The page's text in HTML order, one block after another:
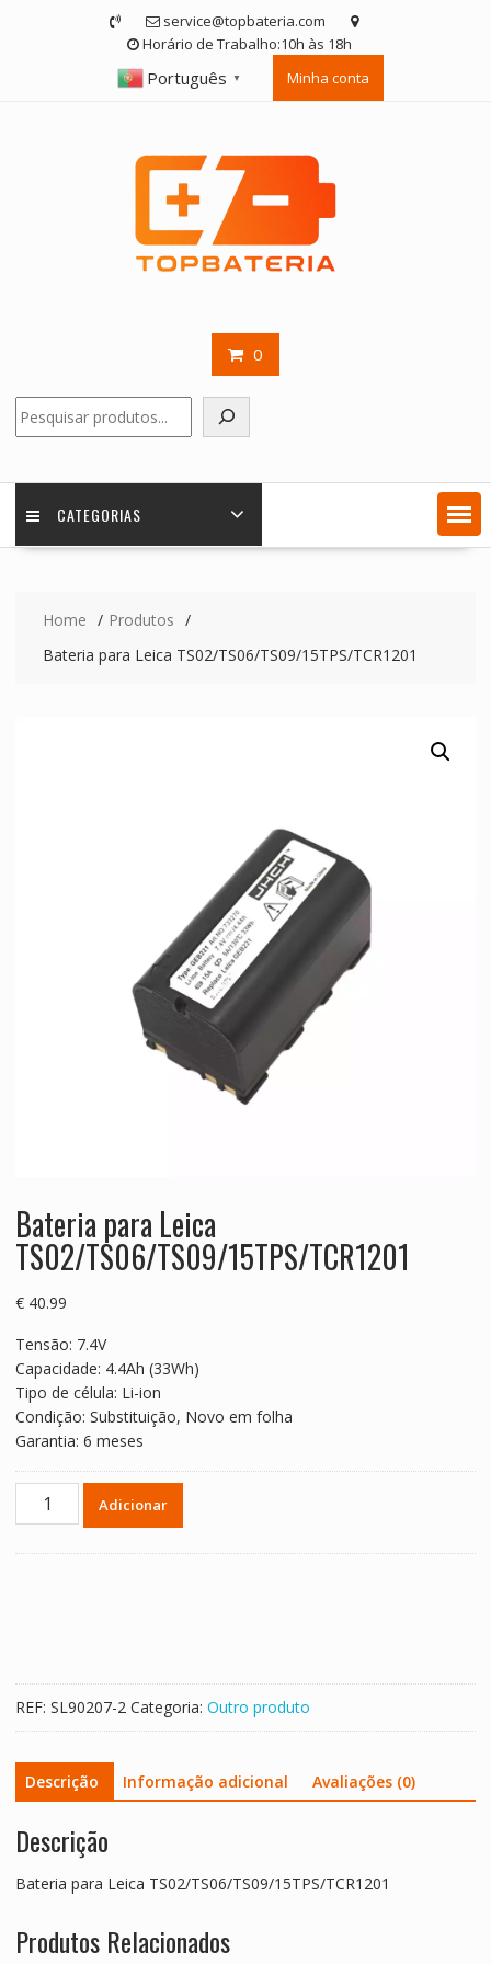
service@topbateria.com
Horário de Trabalho:10h às 18h
Português ▼ Minha conta
0
CATEGORIAS
Home
Produtos
Bateria para Leica TS02/TS06/TS09/15TPS/TCR1201
Bateria para Leica
TS02/TS06/TS09/15TPS/TCR1201
€40.99
Tensão: 7.4V
Capacidade: 4.4Ah (33Wh)
Tipo de célula: Li-ion
Condição: Substituição, Novo em folha
Garantia: 6 meses
Quantidade
Adicionar
REF: SL90207-2 Categoria: Outro produto
Descrição Informação adicional Avaliações (0)
Descrição
Bateria para Leica TS02/TS06/TS09/15TPS/TCR1201
Produtos Relacionados